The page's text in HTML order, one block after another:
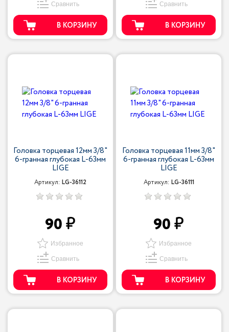
Сравнить
В КОРЗИНУ
Сравнить
В КОРЗИНУ
Головка торцевая 12мм 3/8"
6-гранная глубокая L-63мм
LIGE
Артикул: LG-36112
90
Избранное
Сравнить
В КОРЗИНУ
Головка торцевая 11мм 3/8"
6-гранная глубокая L-63мм
LIGE
Артикул: LG-36111
90
Избранное
Сравнить
В КОРЗИНУ